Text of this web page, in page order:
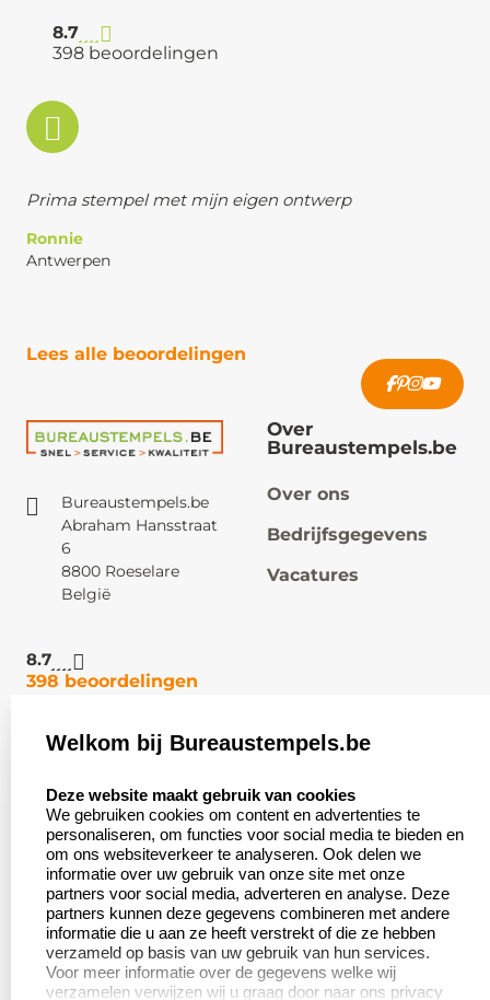
8.7
398 beoordelingen
Prima stempel met mijn eigen ontwerp
Ronnie
Antwerpen
Lees alle beoordelingen
Bureaustempels.be
Abraham Hansstraat
6
8800 Roeselare
België
8.7
398 beoordelingen
Over
Bureaustempels.be
Over ons
Bedrijfsgegevens
Vacatures
Klantenservice:
Contact
Veel gestelde vragen
Retourneren
Herroepingsrecht
Zakelijk:
Aanvraag op maat
Wederverkoper
worden
Betaling &
Verzending
Productinformatie:
Welkom bij Bureaustempels.be
Deze website maakt gebruik van cookies
We gebruiken cookies om content en advertenties te
personaliseren, om functies voor social media te bieden en
om ons websiteverkeer te analyseren. Ook delen we
informatie over uw gebruik van onze site met onze
partners voor social media, adverteren en analyse. Deze
partners kunnen deze gegevens combineren met andere
informatie die u aan ze heeft verstrekt of die ze hebben
verzameld op basis van uw gebruik van hun services.
Voor meer informatie over de gegevens welke wij
verzamelen verwijzen wij u graag door naar ons privacy